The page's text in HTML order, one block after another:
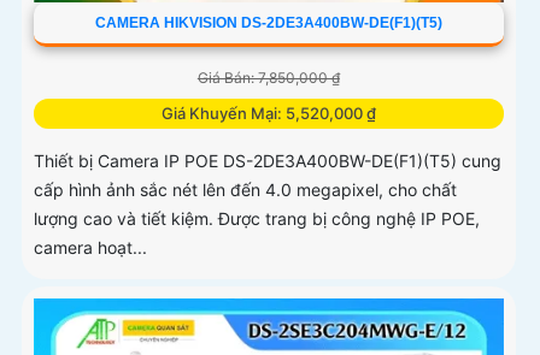
CAMERA HIKVISION DS-2DE3A400BW-DE(F1)(T5)
Giá Bán: 7,850,000 ₫
Giá Khuyến Mại: 5,520,000 ₫
Thiết bị Camera IP POE DS-2DE3A400BW-DE(F1)(T5) cung
cấp hình ảnh sắc nét lên đến 4.0 megapixel, cho chất
lượng cao và tiết kiệm. Được trang bị công nghệ IP POE,
camera hoạt...